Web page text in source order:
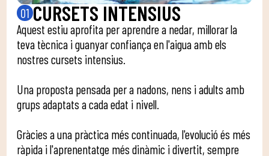
01 CURSETS INTENSIUS
Aquest estiu aprofita per aprendre a nedar, millorar la
teva tècnica i guanyar confiança en l'aigua amb els
nostres cursets intensius.
Una proposta pensada per a nadons, nens i adults amb
grups adaptats a cada edat i nivell.
Gràcies a una pràctica més continuada, l'evolució és més
ràpida i l'aprenentatge més dinàmic i divertit, sempre